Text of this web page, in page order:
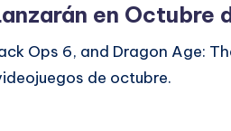
en Octubre
Ops 6, and Dragon Age:
de octubre.